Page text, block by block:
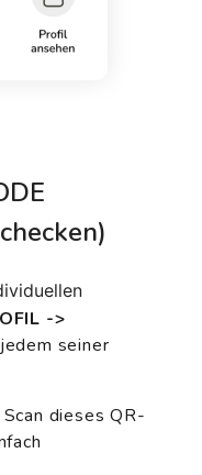
->
seiner
dieses QR-